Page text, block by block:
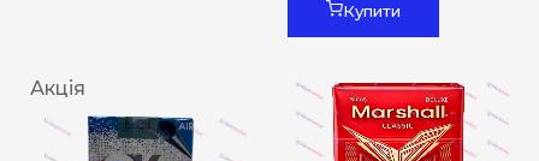
Купити
Акція